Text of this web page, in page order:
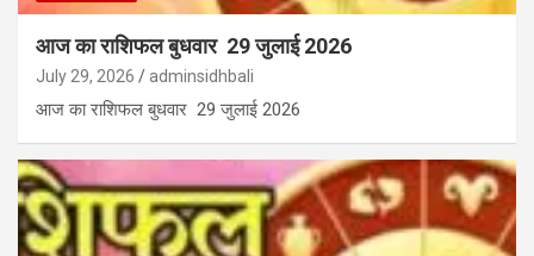
आज का राशिफल बुधवार 29 जुलाई 2026
July 29, 2026 adminsidhbali
आज का राशिफल बुधवार 29 जुलाई 2026